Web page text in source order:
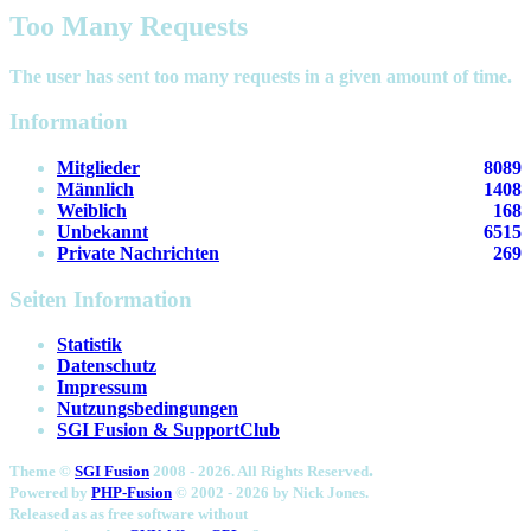
Too Many Requests
The user has sent too many requests in a given amount of time.
Information
Mitglieder
8089
Männlich
1408
Weiblich
168
Unbekannt
6515
Private Nachrichten
269
Seiten Information
Statistik
Datenschutz
Impressum
Nutzungsbedingungen
SGI Fusion & SupportClub
Theme © SGI Fusion 2008 - 2026. All Rights Reserved.
Powered by PHP-Fusion © 2002 - 2026 by Nick Jones.
Released as as free software without